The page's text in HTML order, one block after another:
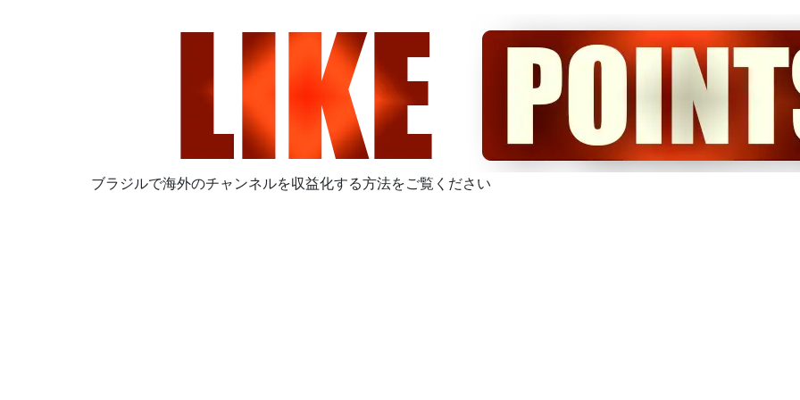
ブラジルで海外のチャンネルを収益化する方法をご覧ください